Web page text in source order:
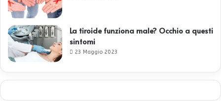
La tiroide funziona male? Occhio a questi
sintomi
23 Maggio 2023